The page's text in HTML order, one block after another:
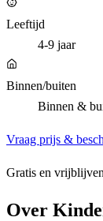
Leeftijd
4-9 jaar
Binnen/buiten
Binnen &
Vraag prijs &
Gratis en
Over